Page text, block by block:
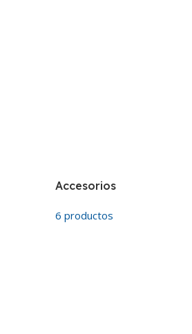
Accesorios
6 productos